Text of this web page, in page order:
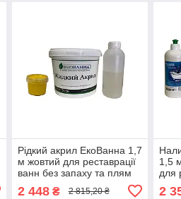
Рідкий акрил ЕкоВанна 1,7
м жовтий для реставрації
ванн без запаху та плям
2 448₴ 2 815,20 ₴
1,5
для
2